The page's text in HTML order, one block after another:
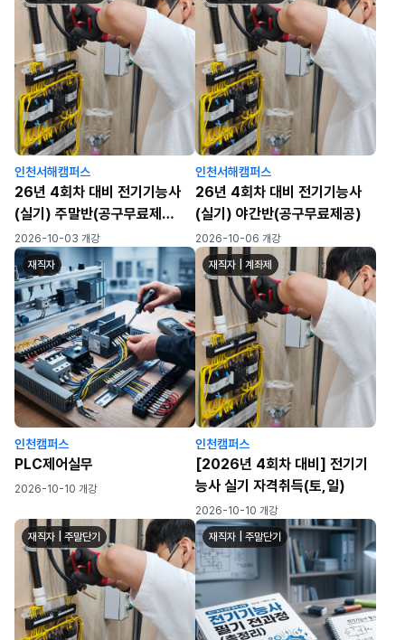
인천서해캠퍼스
26년 4회차 대비 전기기능사
(실기) 주말반(공구무료제
공)_7회차
2026-10-03 개강
인천서해캠퍼스
26년 4회차 대비 전기기능사
(실기) 야간반(공구무료제공)
2026-10-06 개강
재직자
인천캠퍼스
PLC제어실무
2026-10-10 개강
재직자 | 계좌제
인천캠퍼스
[2026년 4회차 대비] 전기기
능사 실기 자격취득(토,일)
2026-10-10 개강
재직자 | 주말단기 재직자 | 주말단기